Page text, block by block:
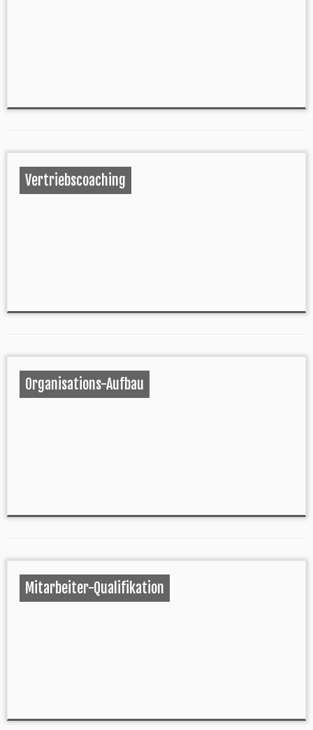
Vertriebscoaching
Organisations-Aufbau
Mitarbeiter-Qualifikation